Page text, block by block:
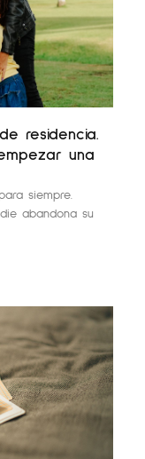
residencia.
una
siempre.
abandona su